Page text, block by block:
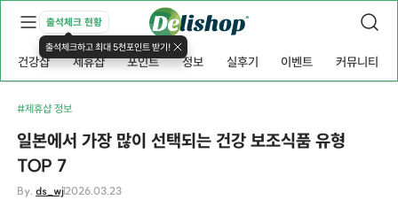
출석체크 현황
출석체크하고 최대 5천포인트 받기!
건강샵 제휴샵 포인트 정보 실후기 이벤트 커뮤니티
#제휴샵 정보
일본에서 가장 많이 선택되는 건강 보조식품 유형
TOP 7
By.ds_wj2026.03.23